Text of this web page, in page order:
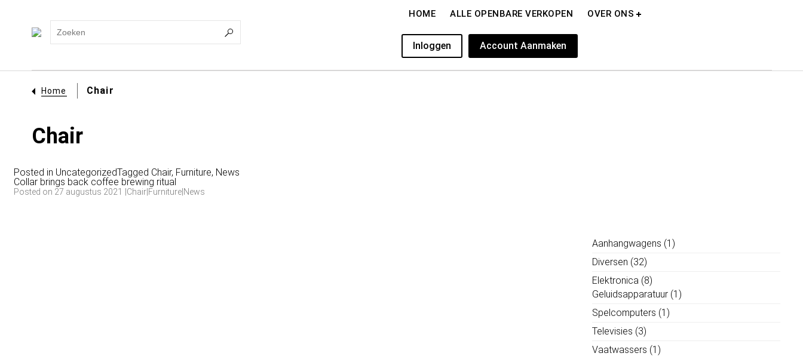
HOME ALLE OPENBARE VERKOPEN OVER ONS
Inloggen Account Aanmaken
Home Chair
Chair
Posted in UncategorizedTagged Chair, Furniture, News
Collar brings back coffee brewing ritual
Posted on 27 augustus 2021 Chair| Furniture| News
Aanhangwagens (1)
Diversen (32)
Elektronica (8)
Geluidsapparatuur (1)
Spelcomputers (1)
Televisies (3)
Vaatwassers (1)